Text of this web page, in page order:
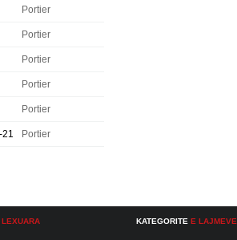
Portier
Portier
Portier
Portier
Portier
21 Portier
LEXUARA KATEGORITE E LAJMEVE